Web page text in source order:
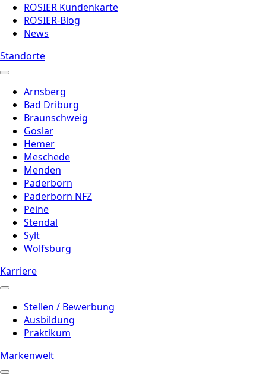
ROSIER Kundenkarte
ROSIER-Blog
News
Standorte
Arnsberg
Bad Driburg
Braunschweig
Goslar
Hemer
Meschede
Menden
Paderborn
Paderborn NFZ
Peine
Stendal
Sylt
Wolfsburg
Karriere
Stellen / Bewerbung
Ausbildung
Praktikum
Markenwelt